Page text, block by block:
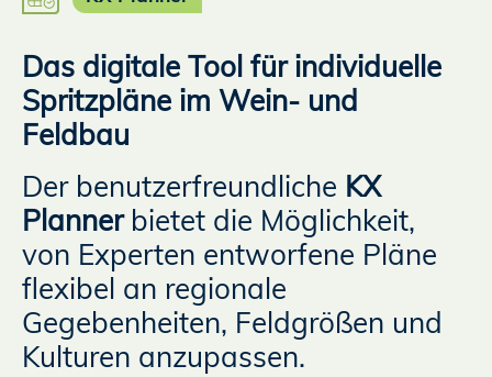
Das digitale Tool für individuelle
Spritzpläne im Wein‑ und
Feldbau
Der benutzerfreundliche KX
Plannerbietet die Möglichkeit,
von Experten entworfene Pläne
flexibel an regionale
Gegebenheiten, Feldgrößen und
Kulturen anzupassen.